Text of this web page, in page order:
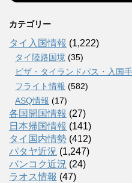
カテゴリー
タイ入国情報 (1,222)
タイ陸路国境 (35)
ビザ・タイランドパス・入国
フライト情報 (582)
ASQ情報 (17)
各国開国情報 (27)
日本帰国情報 (141)
タイ国内情勢 (412)
パタヤ近況 (1,247)
バンコク近況 (24)
ラオス情報 (47)